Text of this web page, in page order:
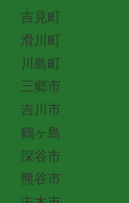
吉見町
滑川町
川島町
三郷市
吉川市
鶴ヶ島
深谷市
熊谷市